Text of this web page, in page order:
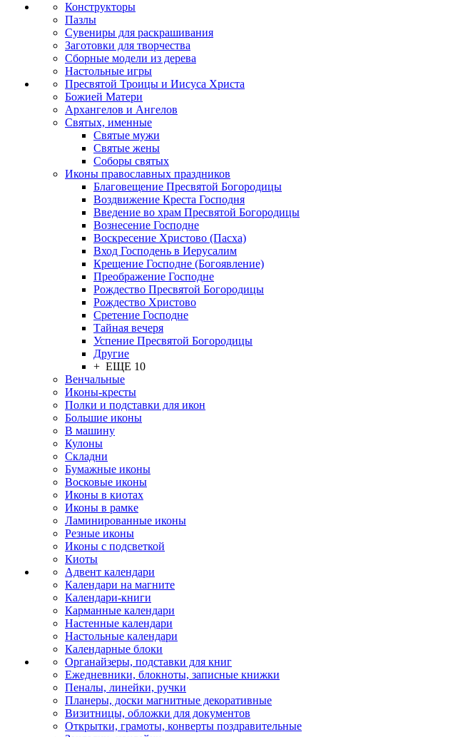
Конструкторы
Пазлы
Сувениры для раскрашивания
Заготовки для творчества
Сборные модели из дерева
Настольные игры
Пресвятой Троицы и Иисуса Христа
Божией Матери
Архангелов и Ангелов
Святых, именные
Святые мужи
Святые жены
Соборы святых
Иконы православных праздников
Благовещение Пресвятой Богородицы
Воздвижение Креста Господня
Введение во храм Пресвятой Богородицы
Вознесение Господне
Воскресение Христово (Пасха)
Вход Господень в Иерусалим
Крещение Господне (Богоявление)
Преображение Господне
Рождество Пресвятой Богородицы
Рождество Христово
Сретение Господне
Тайная вечеря
Успение Пресвятой Богородицы
Другие
+ ЕЩЕ 10
Венчальные
Иконы-кресты
Полки и подставки для икон
Большие иконы
В машину
Кулоны
Складни
Бумажные иконы
Восковые иконы
Иконы в киотах
Иконы в рамке
Ламинированные иконы
Резные иконы
Иконы с подсветкой
Киоты
Адвент календари
Календари на магните
Календари-книги
Карманные календари
Настенные календари
Настольные календари
Календарные блоки
Органайзеры, подставки для книг
Ежедневники, блокноты, записные книжки
Пеналы, линейки, ручки
Планеры, доски магнитные декоративные
Визитницы, обложки для документов
Открытки, грамоты, конверты поздравительные